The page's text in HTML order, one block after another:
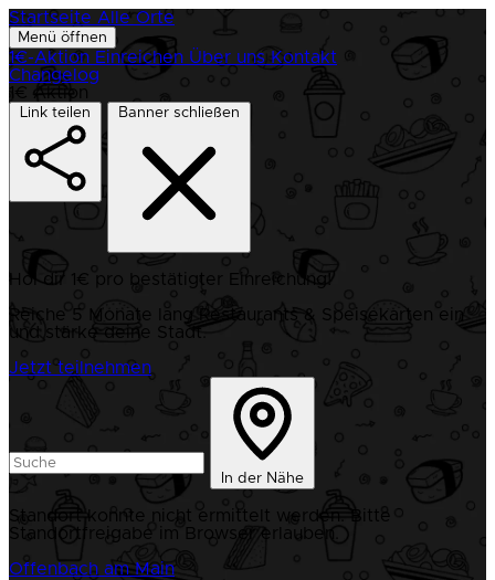
Startseite Alle Orte
Menü öffnen
1€-Aktion Einreichen Über uns Kontakt
Changelog
1€ Aktion
Link teilen Banner schließen
Hol dir 1€ pro bestätigter Einreichung!
Reiche 5 Monate lang Restaurants & Speisekarten ein
und stärke deine Stadt.
Jetzt teilnehmen
In der Nähe
Standort konnte nicht ermittelt werden. Bitte
Standortfreigabe im Browser erlauben.
Offenbach am Main